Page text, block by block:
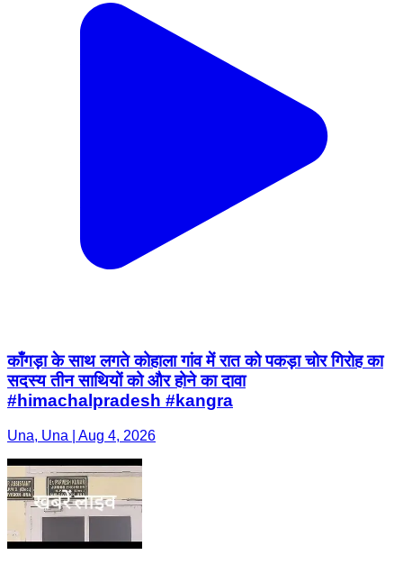
काँगड़ा के साथ लगते कोहाला गांव में रात को पकड़ा चोर गिरोह का
सदस्य तीन साथियों को और होने का दावा
#himachalpradesh #kangra
Una, Una | Aug 4, 2026